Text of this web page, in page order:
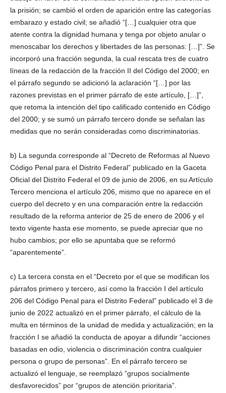
la prisión; se cambió el orden de aparición entre las categorías
embarazo y estado civil; se añadió “[…] cualquier otra que
atente contra la dignidad humana y tenga por objeto anular o
menoscabar los derechos y libertades de las personas: […]”. Se
incorporó una fracción segunda, la cual rescata tres de cuatro
líneas de la redacción de la fracción II del Código del 2000; en
el párrafo segundo se adicionó la aclaración “[…] por las
razones previstas en el primer párrafo de este artículo, […]”,
que retoma la intención del tipo calificado contenido en Código
del 2000; y se sumó un párrafo tercero donde se señalan las
medidas que no serán consideradas como discriminatorias.
b) La segunda corresponde al “Decreto de Reformas al Nuevo
Código Penal para el Distrito Federal” publicado en la Gaceta
Oficial del Distrito Federal el 09 de junio de 2006, en su Artículo
Tercero menciona el artículo 206, mismo que no aparece en el
cuerpo del decreto y en una comparación entre la redacción
resultado de la reforma anterior de 25 de enero de 2006 y el
texto vigente hasta ese momento, se puede apreciar que no
hubo cambios; por ello se apuntaba que se reformó
“aparentemente”.
c) La tercera consta en el “Decreto por el que se modifican los
párrafos primero y tercero, así como la fracción I del artículo
206 del Código Penal para el Distrito Federal” publicado el 3 de
junio de 2022 actualizó en el primer párrafo, el cálculo de la
multa en términos de la unidad de medida y actualización; en la
fracción I se añadió la conducta de apoyar a difundir “acciones
basadas en odio, violencia o discriminación contra cualquier
persona o grupo de personas”. En el párrafo tercero se
actualizó el lenguaje, se reemplazó “grupos socialmente
desfavorecidos” por “grupos de atención prioritaria”.